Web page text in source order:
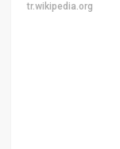
tr.wikipedia.org